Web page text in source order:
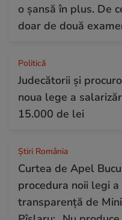
o șansă în plus. De
doar de două
Politică
Judecătorii și
noua lege a
15.000 de lei
Știri România
Curtea de Apel
procedura noii legi
transparență de